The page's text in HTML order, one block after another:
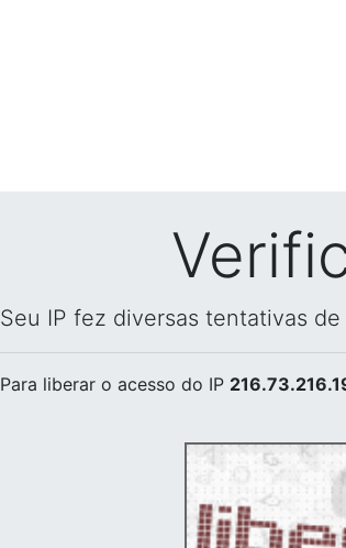
Seu IP fez diversas tentativas
Para liberar o acesso do IP